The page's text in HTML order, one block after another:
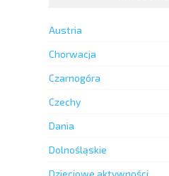
Austria
Chorwacja
Czarnogóra
Czechy
Dania
Dolnośląskie
Dzieciowe aktywności